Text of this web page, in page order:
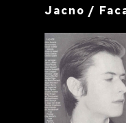
Jacno /